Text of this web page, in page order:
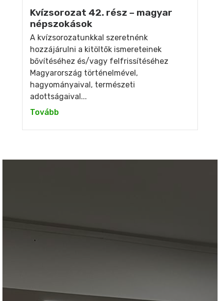
Kvízsorozat 42. rész – magyar
népszokások
A kvízsorozatunkkal szeretnénk
hozzájárulni a kitöltők ismereteinek
bővítéséhez és/vagy felfrissítéséhez
Magyarország történelmével,
hagyományaival, természeti
adottságaival...
Tovább